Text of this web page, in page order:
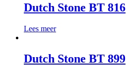
Dutch Stone BT 816
Lees meer
Dutch Stone BT 899